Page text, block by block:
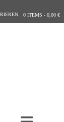
0 ITEMS - 0,00 €